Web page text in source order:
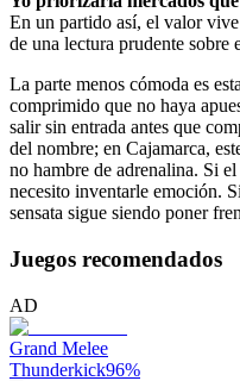
En un partido así, el valor
de una lectura prudente sobre
La parte menos cómoda es
comprimido que no haya
salir sin entrada antes que
del nombre; en Cajamarca,
no hambre de adrenalina. Si
necesito inventarle emoción.
sensata sigue siendo poner
Juegos recomendados
AD
Grand Melee
Thunderkick96%